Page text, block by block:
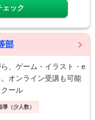
ェック
部
、ゲーム・イラスト・e
オンライン受講も可能
ール
導（少人数）